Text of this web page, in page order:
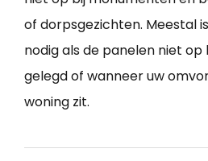
of dorpsgezichten. Meestal
nodig als de panelen niet
gelegd of wanneer uw
woning zit.